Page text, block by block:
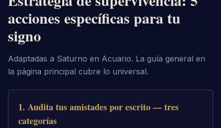
acciones específicas para tu
signo
Adaptadas a Saturno en Acuario. La guía general en
la página principal cubre lo universal.
1. Audita tus amistades por escrito — tres
categorías